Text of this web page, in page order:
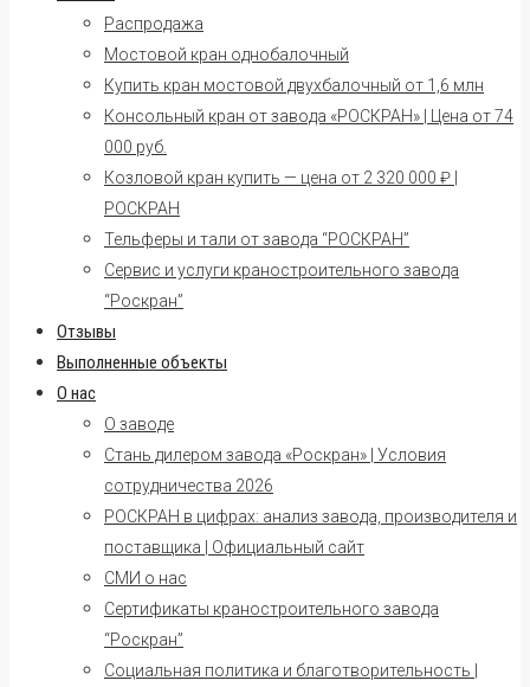
Распродажа
Мостовой кран однобалочный
Купить кран мостовой двухбалочный от 1,6 млн
Консольный кран от завода «РОСКРАН» | Цена от 74
000 руб.
Козловой кран купить — цена от 2 320 000 ₽ |
РОСКРАН
Тельферы и тали от завода “РОСКРАН”
Сервис и услуги краностроительного завода
“Роскран”
Отзывы
Выполненные объекты
О нас
О заводе
Стань дилером завода «Роскран» | Условия
сотрудничества 2026
РОСКРАН в цифрах: анализ завода, производителя и
поставщика | Официальный сайт
СМИ о нас
Сертификаты краностроительного завода
“Роскран”
Социальная политика и благотворительность |